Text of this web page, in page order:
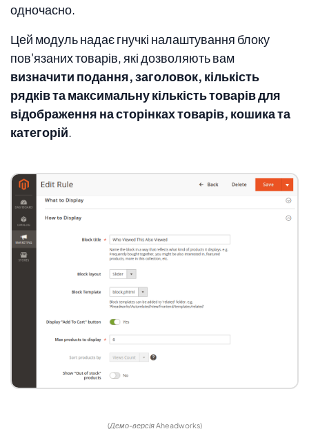
одночасно.
Цей модуль надає гнучкі налаштування блоку
пов'язаних товарів, які дозволяють вам
визначити подання, заголовок, кількість
рядків та максимальну кількість товарів для
відображення на сторінках товарів, кошика та
категорій.
(Демо-версія Aheadworks)